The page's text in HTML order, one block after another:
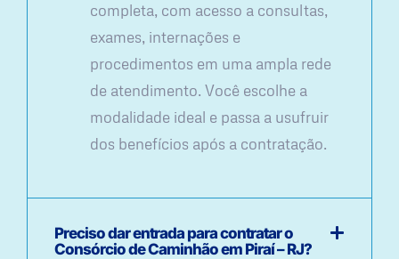
completa, com acesso a consultas,
exames, internações e
procedimentos em uma ampla rede
de atendimento. Você escolhe a
modalidade ideal e passa a usufruir
dos benefícios após a contratação.
Preciso dar entrada para contratar o
Consórcio de Caminhão em Piraí – RJ?